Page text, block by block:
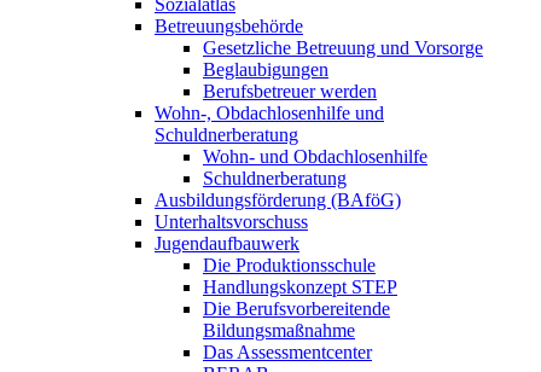
Sozialatlas
Betreuungsbehörde
Gesetzliche Betreuung und Vorsorge
Beglaubigungen
Berufsbetreuer werden
Wohn-, Obdachlosenhilfe und
Schuldnerberatung
Wohn- und Obdachlosenhilfe
Schuldnerberatung
Ausbildungsförderung (BAföG)
Unterhaltsvorschuss
Jugendaufbauwerk
Die Produktionsschule
Handlungskonzept STEP
Die Berufsvorbereitende
Bildungsmaßnahme
Das Assessmentcenter